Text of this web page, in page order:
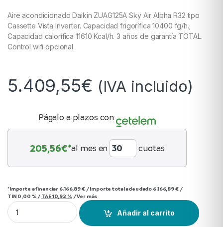
Aire acondicionado Daikin ZUAG125A Sky Air Alpha R32 tipo
Cassette Vista Inverter. Capacidad frigorífica 10400 fg/h.;
Capacidad calorífica 11610 Kcal/h. 3 años de garantía TOTAL.
Control wifi opcional
5.409,55€ (IVA incluido)
Págalo a plazos con
205,56€*al mes en cuotas
*Importe a financiar 6.166,89 € /Importe total adeudado 6.166,89 €/
TIN 0,00 % / TAE10,92 % /Ver más
Cassette Daikin ZUAG125A quantity
Añadir al carrito